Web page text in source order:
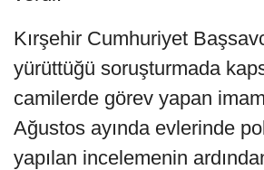
Kırşehir Cumhuriyet
yürüttüğü soruşturmada
camilerde görev yapan
Ağustos ayında evlerinde
yapılan incelemenin